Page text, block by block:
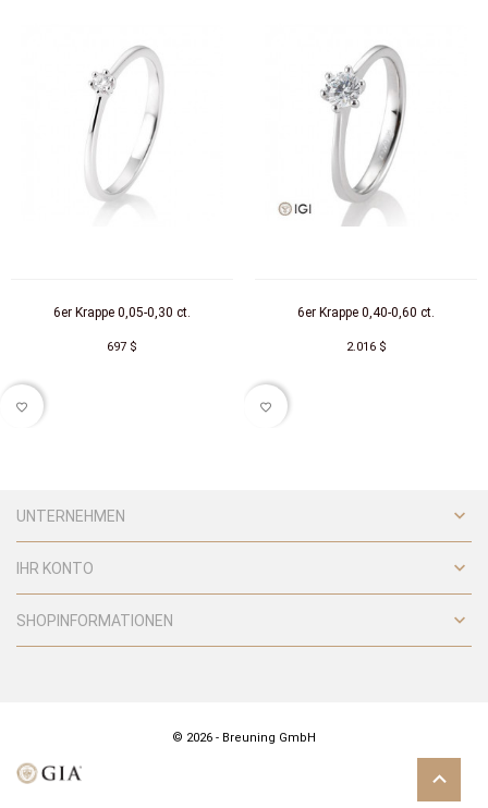
6er Krappe 0,05-0,30 ct.
697 $
favorite_border
6er Krappe 0,40-0,60 ct.
2.016 $
favorite_border
UNTERNEHMEN 
IHR KONTO 
SHOPINFORMATIONEN 
© 2026 - Breuning GmbH